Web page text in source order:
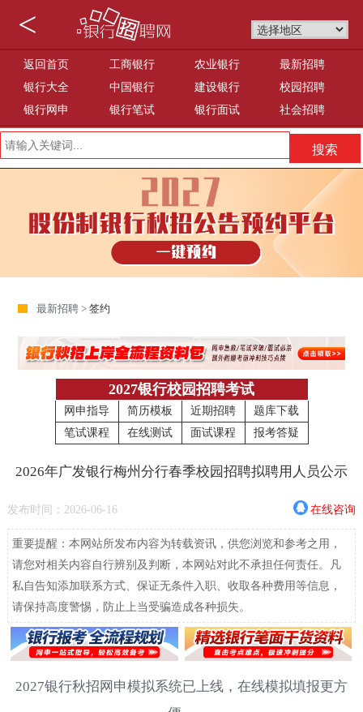
<
返回首页 工商银行 农业银行
最新招聘
银行大全
中国银行 建设银行
校园招聘
银行网申
银行笔试 银行面试 社会招聘
最新招聘 >签约
2027银行校园招聘考试
网申指导 简历模板 近期招聘
题库下载
笔试课程
在线测试 面试课程 报考答疑
2026年广发银行梅州分行春季校园招聘拟聘用人员公示
发布时间：2026-06-16 在线咨询
重要提醒：本网站所发布内容为转载资讯，供您浏览和参考之用，
请您对相关内容自行辨别及判断，本网站对此不承担任何责任。凡
私自告知添加联系方式、保证无条件入职、收取各种费用等信息，
请保持高度警惕，防止上当受骗造成各种损失。
2027银行秋招网申模拟系统已上线，在线模拟填报更方